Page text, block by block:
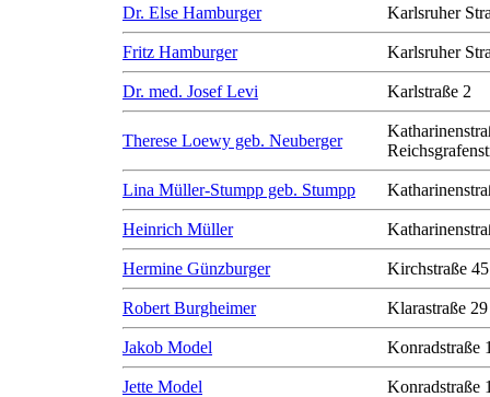
Dr. Else Hamburger Karlsruher
Fritz Hamburger Karlsruher
Dr. med. Josef Levi Karlstraße 2
Therese Loewy geb. Neuberger
Lina Müller-Stumpp geb. Stumpp
Heinrich Müller
Hermine Günzburger Kirchstraße 45
Robert Burgheimer Klarastraße 29
Jakob Model Konradstraße
Jette Model Konradstraße